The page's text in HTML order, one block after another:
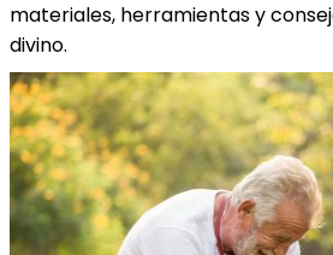
materiales, herramientas y
divino.